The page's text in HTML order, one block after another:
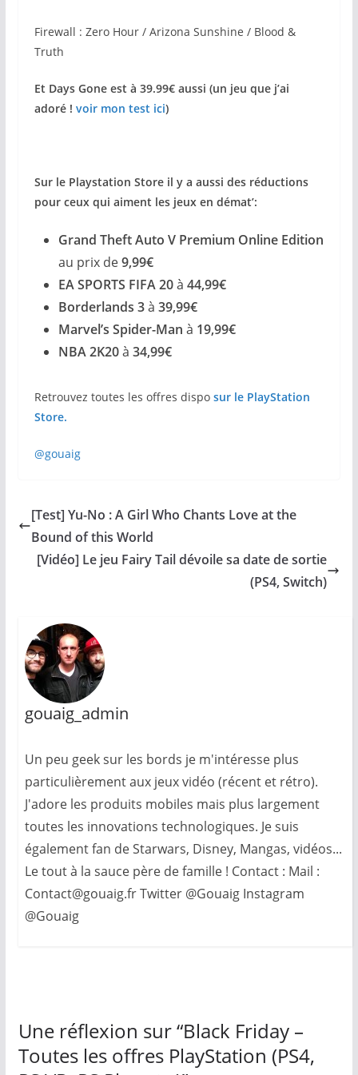
Firewall : Zero Hour / Arizona Sunshine / Blood &
Truth
Et Days Gone est à 39.99€ aussi (un jeu que j’ai
adoré ! voir mon test ici)
Sur le Playstation Store il y a aussi des réductions
pour ceux qui aiment les jeux en démat’:
Grand Theft Auto V Premium Online Edition
au prix de9,99€
EA SPORTS FIFA 20à 44,99€
Borderlands 3à 39,99€
Marvel’s Spider-Man à 19,99€
NBA 2K20à 34,99€
Retrouvez toutes les offres dispo sur le PlayStation
Store.
@gouaig
[Test] Yu-No : A Girl Who Chants Love at the
Bound of this World
[Vidéo] Le jeu Fairy Tail dévoile sa date de sortie
(PS4, Switch)
gouaig_admin
Un peu geek sur les bords je m'intéresse plus
particulièrement aux jeux vidéo (récent et rétro).
J'adore les produits mobiles mais plus largement
toutes les innovations technologiques. Je suis
également fan de Starwars, Disney, Mangas, vidéos...
Le tout à la sauce père de famille ! Contact : Mail :
Contact@gouaig.fr Twitter @Gouaig Instagram
@Gouaig
Une réflexion sur “Black Friday –
Toutes les offres PlayStation (PS4,